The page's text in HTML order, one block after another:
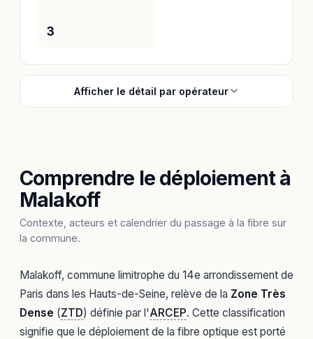
3
Afficher le détail par opérateur
Comprendre le déploiement à
Malakoff
Contexte, acteurs et calendrier du passage à la fibre sur
la commune.
Malakoff, commune limitrophe du 14e arrondissement de
Paris dans les Hauts-de-Seine, relève de la Zone Très
Dense (ZTD) définie par l'ARCEP. Cette classification
signifie que le déploiement de la fibre optique est porté